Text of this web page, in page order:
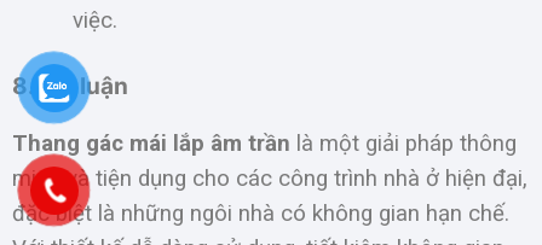
việc.
8. Kết luận
Thang gác mái lắp âm trần là một giải pháp thông
minh và tiện dụng cho các công trình nhà ở hiện đại,
đặc biệt là những ngôi nhà có không gian hạn chế.